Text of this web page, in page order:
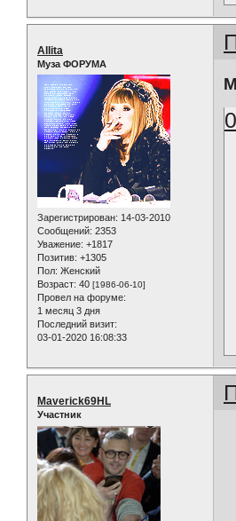
Allita
Муза ФОРУМА
Зарегистрирован: 14-03-2010
Сообщений: 2353
Уважение: +1817
Позитив: +1305
Пол: Женский
Возраст: 40 [1986-06-10]
Провел на форуме:
1 месяц 3 дня
Последний визит:
03-01-2020 16:08:33
0
Maverick69HL
Участник